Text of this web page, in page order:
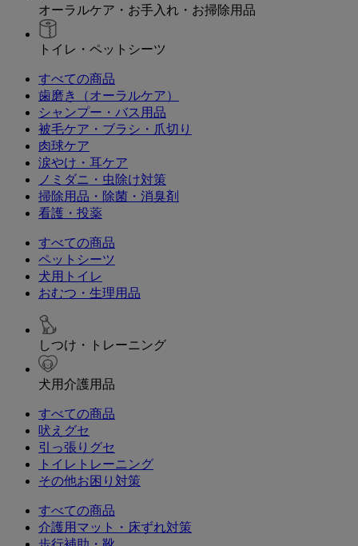
オーラルケア・お手入れ・お掃除用品
トイレ・ペットシーツ
すべての商品
歯磨き（オーラルケア）
シャンプー・バス用品
被毛ケア・ブラシ・爪切り
肉球ケア
涙やけ・耳ケア
ノミダニ・虫除け対策
掃除用品・除菌・消臭剤
看護・投薬
すべての商品
ペットシーツ
犬用トイレ
おむつ・生理用品
しつけ・トレーニング
犬用介護用品
すべての商品
吠えグセ
引っ張りグセ
トイレトレーニング
その他お困り対策
すべての商品
介護用マット・床ずれ対策